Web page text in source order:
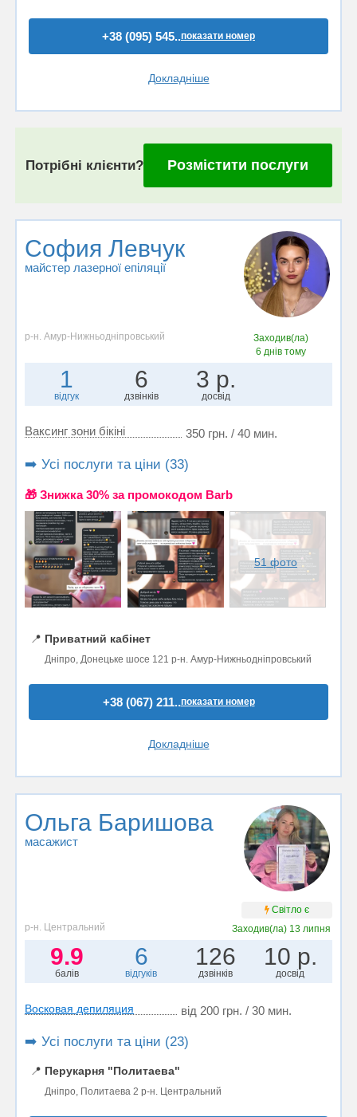
+38 (095) 545..показати номер
Докладніше
Потрібні клієнти? Розмістити послуги
София Левчук
майстер лазерної епіляції
р-н. Амур-Нижньодніпровський
Заходив(ла)
6 днів тому
1
відгук
6
дзвінків
3 р.
досвід
Ваксинг зони бікіні 350 грн. / 40 мин.
➡️ Усі послуги та ціни (33)
🎁 Знижка 30% за промокодом Barb
51 фото
📍 Приватний кабінет
Дніпро, Донецьке шосе 121 р-н. Амур-Нижньодніпровський
+38 (067) 211..показати номер
Докладніше
Ольга Баришова
масажист
Світло є
р-н. Центральний
Заходив(ла) 13 липня
9.9
балів
6
відгуків
126
дзвінків
10 р.
досвід
Восковая депиляция від 200 грн. / 30 мин.
➡️ Усі послуги та ціни (23)
📍 Перукарня "Политаева"
Дніпро, Политаева 2 р-н. Центральний